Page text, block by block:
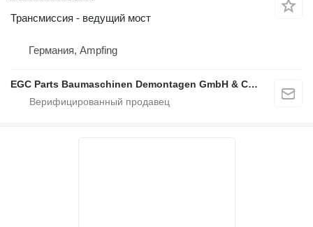
Трансмиссия - ведущий мост
Германия, Ampfing
EGC Parts Baumaschinen Demontagen GmbH & Co. KG